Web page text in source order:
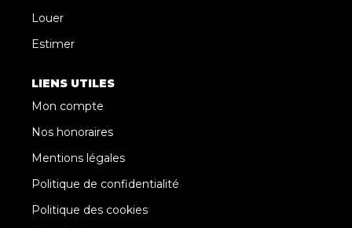
Louer
Estimer
LIENS UTILES
Mon compte
Nos honoraires
Mentions légales
Politique de confidentialité
Politique des cookies